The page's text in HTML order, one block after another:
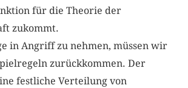
für die Theorie der
zukommt.
in Angriff zu nehmen, müssen wir
zurückkommen. Der
festliche Verteilung von